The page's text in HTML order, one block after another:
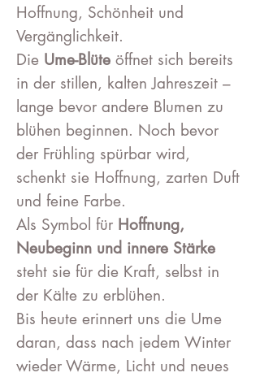
Hoffnung, Schönheit und
Vergänglichkeit.
Die Ume-Blüte öffnet sich bereits
in der stillen, kalten Jahreszeit –
lange bevor andere Blumen zu
blühen beginnen. Noch bevor
der Frühling spürbar wird,
schenkt sie Hoffnung, zarten Duft
und feine Farbe.
Als Symbol für Hoffnung,
Neubeginn und innere Stärke
steht sie für die Kraft, selbst in
der Kälte zu erblühen.
Bis heute erinnert uns die Ume
daran, dass nach jedem Winter
wieder Wärme, Licht und neues